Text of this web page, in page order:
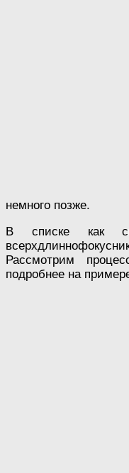
немного позже.
В списке как
Рассмотрим
подробнее на